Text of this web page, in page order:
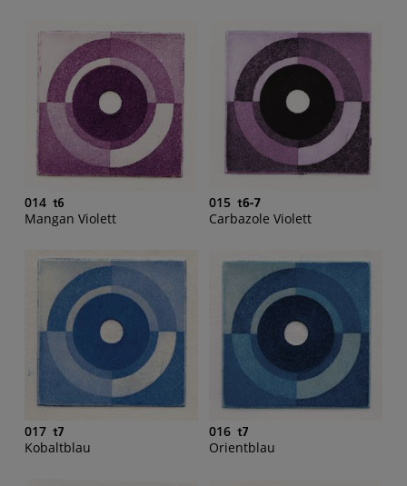
014
Mangan Violett
015
Carbazole Violett
017
Kobaltblau
016
Orientblau